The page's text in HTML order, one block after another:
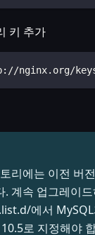
키 추가
nginx.org/
리에는 이전 버
. 계속 업그레이
에서
로 지정해야